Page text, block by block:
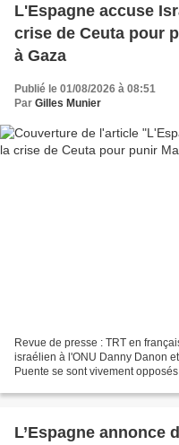
L'Espagne accuse
crise de Ceuta pour
à Gaza
Publié le 01/08/2026 à 08:51
Par Gilles Munier
Revue de presse : TRT en
israélien à l'ONU Danny Danon
Puente se sont vivement
L’Espagne annonce